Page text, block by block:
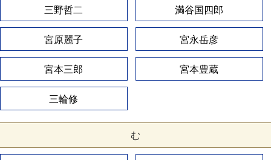
三野哲二 満谷国四郎
宮原麗子 宮永岳彦
宮本三郎 宮本豊蔵
三輪修
む